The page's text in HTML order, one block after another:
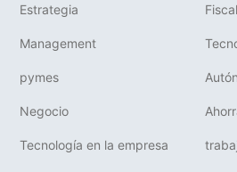
Estrategia
Management
pymes
Negocio
Tecnología en la empresa